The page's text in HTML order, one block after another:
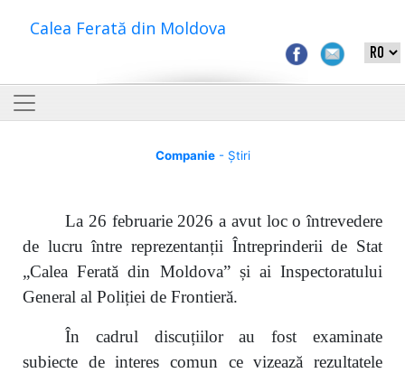
Calea Ferată din Moldova
Companie- Știri
La 26 februarie 2026 a avut loc o întrevedere
de lucru între reprezentanții Întreprinderii de Stat
„Calea Ferată din Moldova” și ai Inspectoratului
General al Poliției de Frontieră.
În cadrul discuțiilor au fost examinate
subiecte de interes comun ce vizează rezultatele